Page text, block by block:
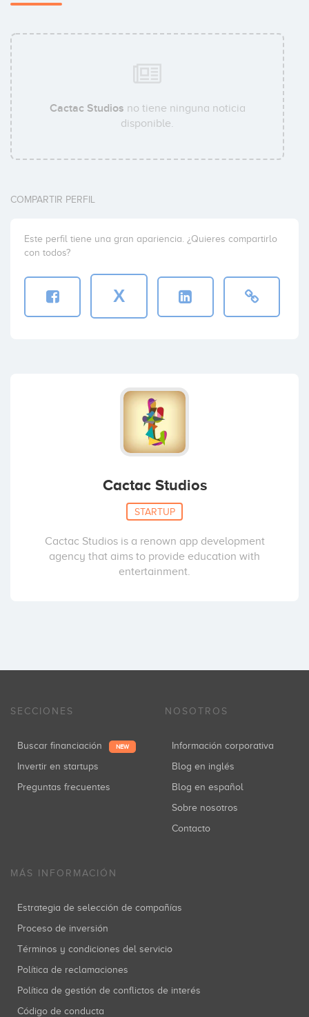
Cactac Studios no tiene ninguna noticia
disponible.
COMPARTIR PERFIL
Este perfil tiene una gran apariencia. ¿Quieres compartirlo
con todos?
X
Cactac Studios
STARTUP
Cactac Studios is a renown app development
agency that aims to provide education with
entertainment.
SECCIONES
Buscar financiación NEW
Invertir en startups
Preguntas frecuentes
NOSOTROS
Información corporativa
Blog en inglés
Blog en español
Sobre nosotros
Contacto
MÁS INFORMACIÓN
Estrategia de selección de compañías
Proceso de inversión
Términos y condiciones del servicio
Política de reclamaciones
Política de gestión de conflictos de interés
Código de conducta